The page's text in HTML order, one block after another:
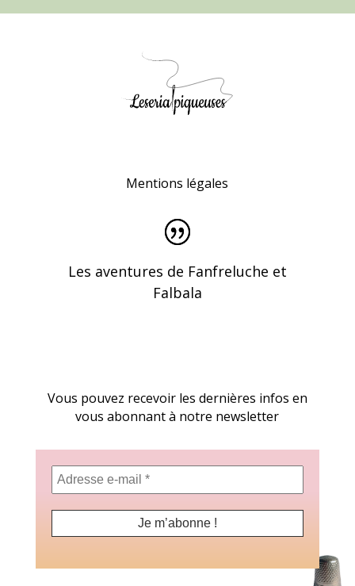
Mentions légales
Les aventures de Fanfreluche et
Falbala
Vous pouvez recevoir les dernières infos en
vous abonnant à notre newsletter